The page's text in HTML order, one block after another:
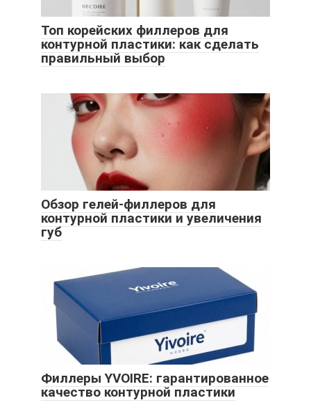
Топ корейских филлеров для
контурной пластики: как сделать
правильный выбор
Обзор гелей-филлеров для
контурной пластики и увеличения
губ
Филлеры YVOIRE: гарантированное
качество контурной пластики